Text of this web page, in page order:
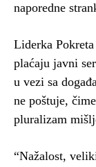
naporedne
Liderka
plaćaju javni
u vezi sa
ne poštuje,
pluralizam
“Nažalost,